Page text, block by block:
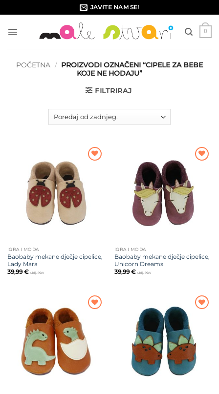
to
content
JAVITE NAM SE!
0
POČETNA / PROIZVODI OZNAČENI “CIPELE ZA BEBE
KOJE NE HODAJU”
FILTRIRAJ
IGRA I MODA
Baobaby mekane dječje cipelice,
Lady Mara
39,99€ uklj. PDV
IGRA I MODA
Baobaby mekane dječje cipelice,
Unicorn Dreams
39,99€ uklj. PDV
na listu
Dodajte
na listu